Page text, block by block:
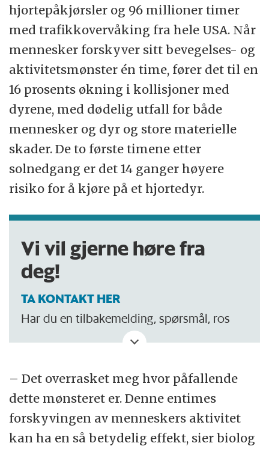
hjortepåkjørsler og 96 millioner timer
med trafikkovervåking fra hele USA. Når
mennesker forskyver sitt bevegelses- og
aktivitetsmønster én time, fører det til en
16 prosents økning i kollisjoner med
dyrene, med dødelig utfall for både
mennesker og dyr og store materielle
skader. De to første timene etter
solnedgang er det 14 ganger høyere
risiko for å kjøre på et hjortedyr.
Vi vil gjerne høre fra
deg!
TA KONTAKT HER
Har du en tilbakemelding, spørsmål, ros
eller kritikk? Eller tips om noe vi bør skrive
– Det overrasket meg hvor påfallende
dette mønsteret er. Denne entimes
forskyvingen av menneskers aktivitet
kan ha en så betydelig effekt, sier biolog